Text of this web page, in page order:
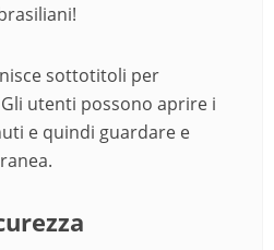
sottotitoli per
utenti possono aprire i
e quindi guardare e